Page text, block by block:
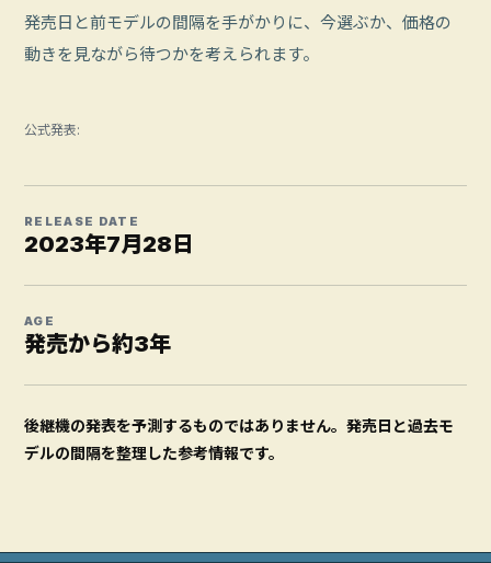
発売日と前モデルの間隔を手がかりに、今選ぶか、価格の
動きを見ながら待つかを考えられます。
公式発表:
RELEASE DATE
2023年7月28日
AGE
発売から約3年
後継機の発表を予測するものではありません。発売日と過去モ
デルの間隔を整理した参考情報です。